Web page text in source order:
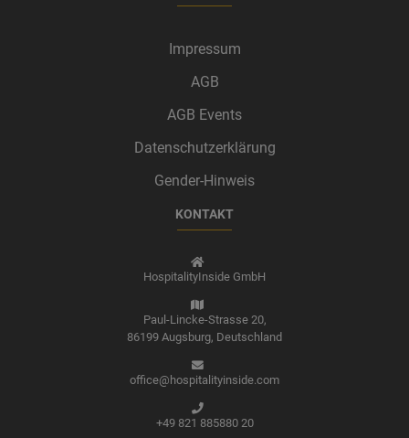
Impressum
AGB
AGB Events
Datenschutzerklärung
Gender-Hinweis
KONTAKT
HospitalityInside GmbH
Paul-Lincke-Strasse 20,
86199 Augsburg, Deutschland
office@hospitalityinside.com
+49 821 885880 20